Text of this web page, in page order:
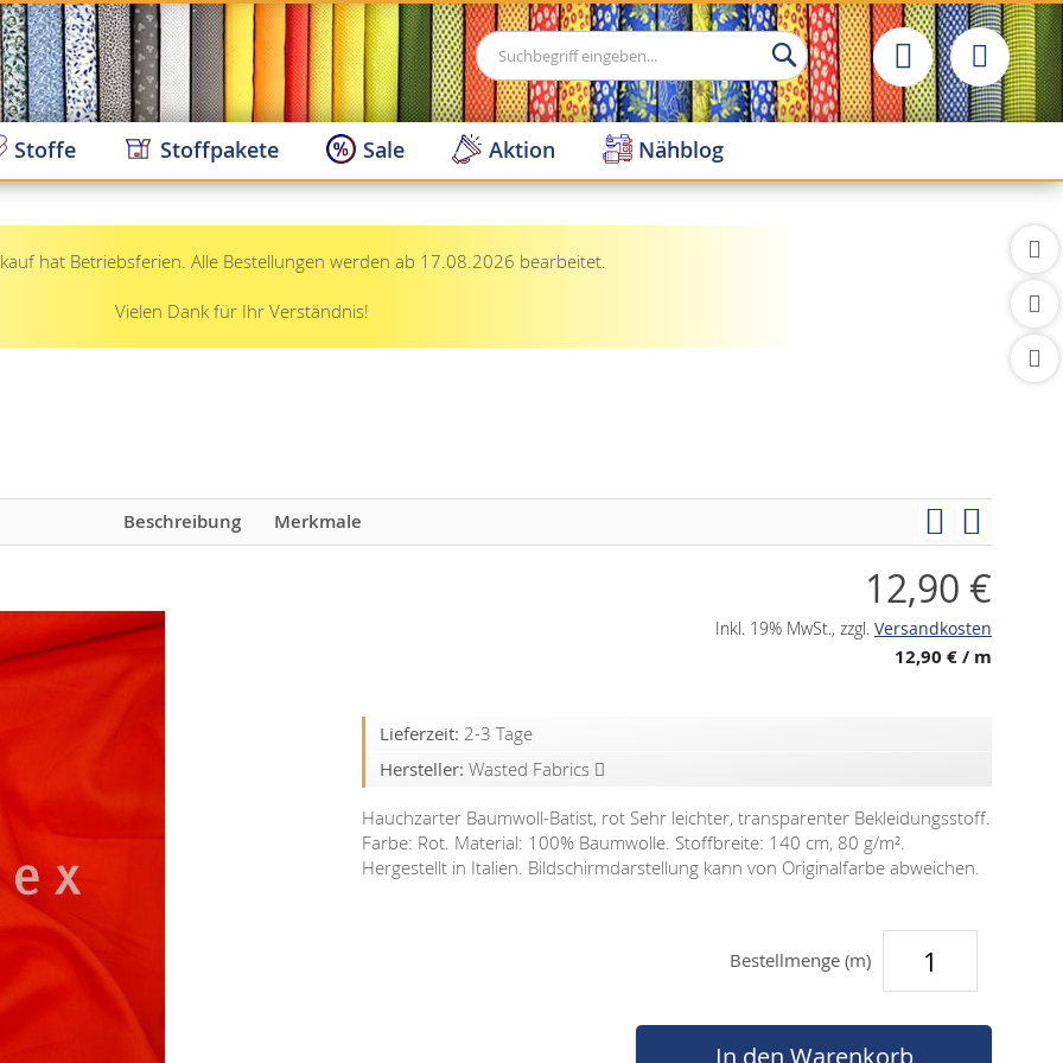
Suche
Suche
Stoffe Stoffpakete Sale Aktion Nähblog
hat Betriebsferien. Alle Bestellungen werden ab 17.08.2026 bearbeitet.
Vielen Dank für Ihr Verständnis!
Beschreibung Merkmale
12,90 €
Inkl. 19% MwSt., zzgl. Versandkosten
12,90 €/ m
Lieferzeit: 2-3 Tage
Hersteller: Wasted Fabrics
Hauchzarter Baumwoll-Batist, rot Sehr leichter, transparenter Bekleidungsstoff.
Farbe: Rot. Material: 100% Baumwolle. Stoffbreite: 140 cm, 80 g/m².
Hergestellt in Italien. Bildschirmdarstellung kann von Originalfarbe abweichen.
Bestellmenge (m)
In den Warenkorb